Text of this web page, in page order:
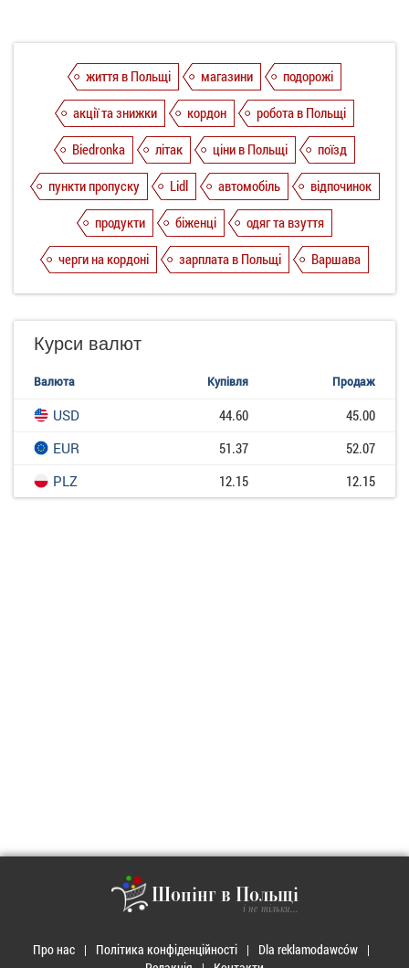
життя в Польщі магазини
подорожі
акції та знижки
кордон
робота в Польщі
Biedronka
літак ціни в Польщі
поїзд
пункти пропуску
Lidl автомобіль
відпочинок
продукти
біженці
одяг та взуття
черги на кордоні
зарплата в Польщі Варшава
Курси валют
Валюта Купівля Продаж
USD 44.60
45.00
EUR
51.37
52.07
PLZ
12.15 12.15
Шопінг в Польщі
і не тільки...
Про нас Політика конфіденційності
Dla reklamodawców